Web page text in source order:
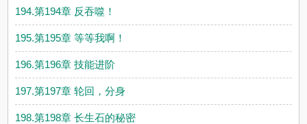
194.第194章 反吞噬！
195.第195章 等等我啊！
196.第196章 技能进阶
197.第197章 轮回，分身
198.第198章 长生石的秘密